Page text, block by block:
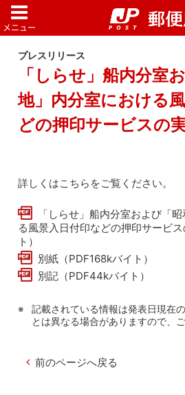
プレスリリース
「しらせ」船内分室
地」内分室における
どの押印サービスの
詳しくはこちらをご覧ください。
「しらせ」船内分室および「
る風景入日付印などの押印サービ
ト）
別紙（PDF168kバイト）
別記（PDF44kバイト）
記載されている情報は発表日現在
とは異なる場合がありますので、
前のページへ戻る